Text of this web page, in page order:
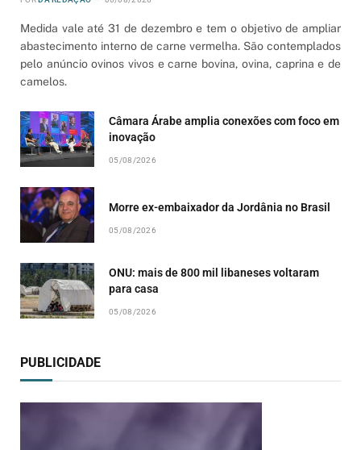
Medida vale até 31 de dezembro e tem o objetivo de ampliar
abastecimento interno de carne vermelha. São contemplados
pelo anúncio ovinos vivos e carne bovina, ovina, caprina e de
camelos.
Câmara Árabe amplia conexões com foco em
inovação
05/08/2026
Morre ex-embaixador da Jordânia no Brasil
05/08/2026
ONU: mais de 800 mil libaneses voltaram
para casa
05/08/2026
PUBLICIDADE